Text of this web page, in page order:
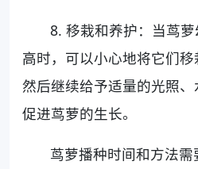
8. 移栽和养护：当茑
高时，可以小心地将它们移
然后继续给予适量的光照
促进茑萝的生长。
茑萝播种时间和方法需